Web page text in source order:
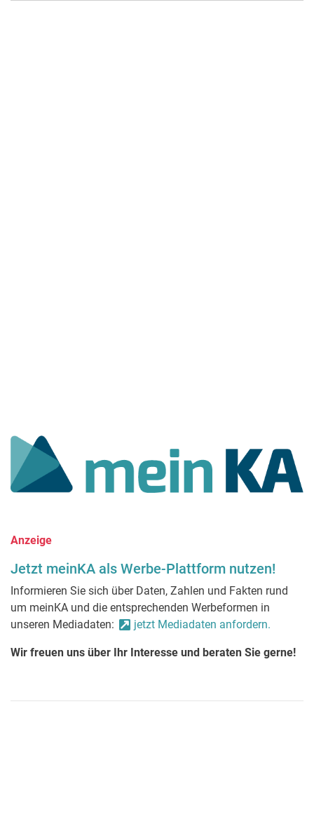
Anzeige
Jetzt meinKA als Werbe-Plattform nutzen!
Informieren Sie sich über Daten, Zahlen und Fakten rund
um meinKA und die entsprechenden Werbeformen in
unseren Mediadaten:
jetzt Mediadaten anfordern.
Wir freuen uns über Ihr Interesse und beraten Sie gerne!